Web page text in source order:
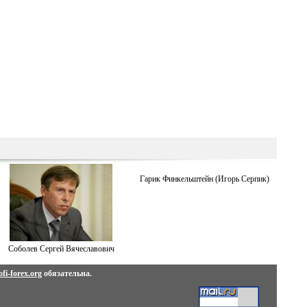
Соболев Сергей Вячеславович
Гарик Финкельштейн (Игорь Серпик)
forex.orgобязательна.